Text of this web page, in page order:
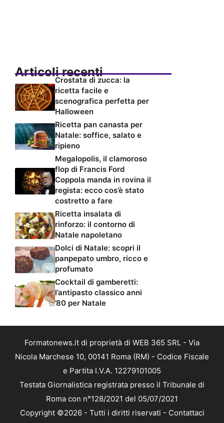
Articoli recenti
Crostata di zucca: la
ricetta facile e
scenografica perfetta per
Halloween
Ricetta pan canasta per
Natale: soffice, salato e
ripieno
Megalopolis, il clamoroso
flop di Francis Ford
Coppola manda in rovina il
regista: ecco cos’è stato
costretto a fare
Ricetta insalata di
rinforzo: il contorno di
Natale napoletano
Dolci di Natale: scopri il
panpepato umbro, ricco e
profumato
Cocktail di gamberetti:
l’antipasto classico anni
’80 per Natale
Formatonews.it di proprietà di WEB 365 SRL - Via
Nicola Marchese 10, 00141 Roma (RM) - Codice Fiscale
e Partita I.V.A. 12279101005
Testata Giornalistica registrata presso il Tribunale di
Roma con n°128/2021 del 05/07/2021
Copyright ©2026 - Tutti i diritti riservati - Contattaci